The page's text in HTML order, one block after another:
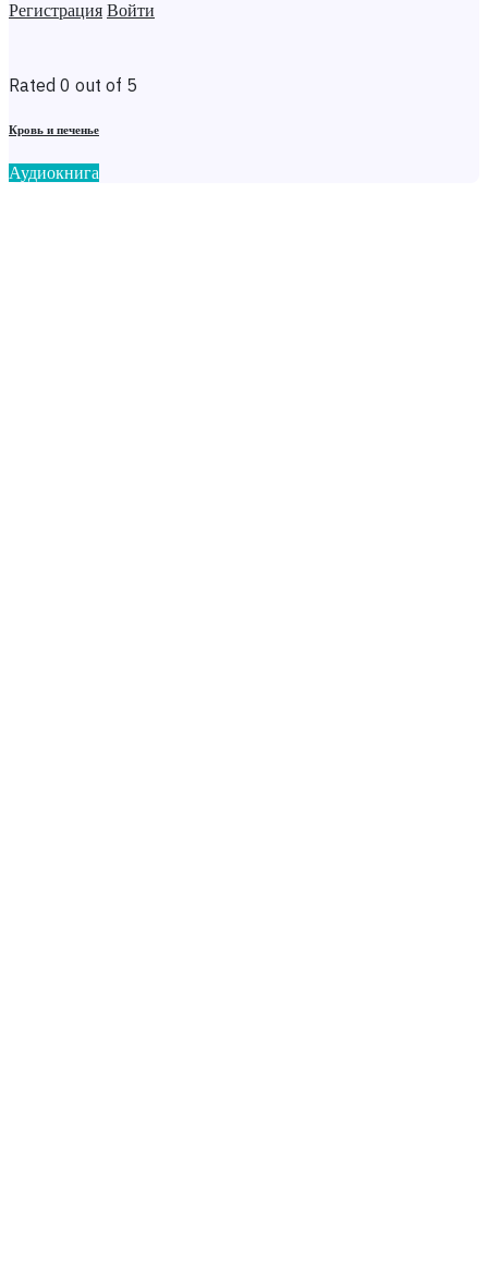
Регистрация Войти
Rated 0 out of 5
Кровь и печенье
Аудиокнига